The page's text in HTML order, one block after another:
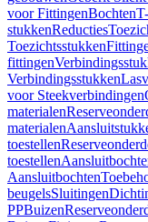
voor FittingenBochten
stukkenReducties
Toezichtsstukken
fittingen
Verbindingsstukken
voor Steekverbindingen
materialen
materialen
toestellen
toestellen
Aansluitbochten
beugelsSluitingen
PPBuizen